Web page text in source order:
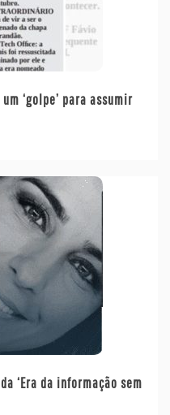
‘golpe’ para assumir
‘Era da informação sem